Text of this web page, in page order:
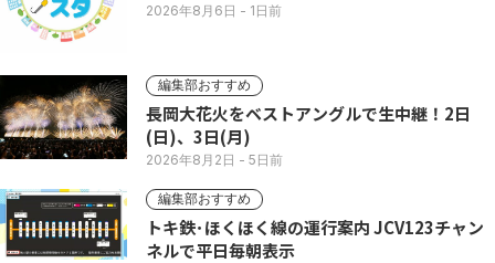
2026年8月6日 - 1日前
編集部おすすめ
長岡大花火をベストアングルで生中継！2日
(日)、3日(月)
2026年8月2日 - 5日前
編集部おすすめ
トキ鉄･ほくほく線の運行案内 JCV123チャン
ネルで平日毎朝表示